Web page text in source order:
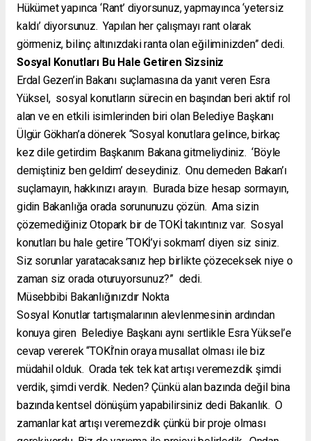
Hükümet yapınca ‘Rant’ diyorsunuz, yapmayınca ‘yetersiz
kaldı’ diyorsunuz. Yapılan her çalışmayı rant olarak
görmeniz, bilinç altınızdaki ranta olan eğiliminizden” dedi.
Sosyal Konutları Bu Hale Getiren Sizsiniz
Erdal Gezen’in Bakanı suçlamasına da yanıt veren Esra
Yüksel, sosyal konutların sürecin en başından beri aktif rol
alan ve en etkili isimlerinden biri olan Belediye Başkanı
Ülgür Gökhan’a dönerek “Sosyal konutlara gelince, birkaç
kez dile getirdim Başkanım Bakana gitmeliydiniz. ‘Böyle
demiştiniz ben geldim’ deseydiniz. Onu demeden Bakan’ı
suçlamayın, hakkınızı arayın. Burada bize hesap sormayın,
gidin Bakanlığa orada sorununuzu çözün. Ama sizin
çözemediğiniz Otopark bir de TOKİ takıntınız var. Sosyal
konutları bu hale getire ‘TOKİ’yi sokmam’ diyen siz siniz.
Siz sorunlar yaratacaksanız hep birlikte çözeceksek niye o
zaman siz orada oturuyorsunuz?” dedi.
Müsebbibi Bakanlığınızdır Nokta
Sosyal Konutlar tartışmalarının alevlenmesinin ardından
konuya giren Belediye Başkanı aynı sertlikle Esra Yüksel’e
cevap vererek “TOKİ’nin oraya musallat olması ile biz
müdahil olduk. Orada tek tek kat artışı veremezdik şimdi
verdik, şimdi verdik. Neden? Çünkü alan bazında değil bina
bazında kentsel dönüşüm yapabilirsiniz dedi Bakanlık. O
zamanlar kat artışı veremezdik çünkü bir proje olması